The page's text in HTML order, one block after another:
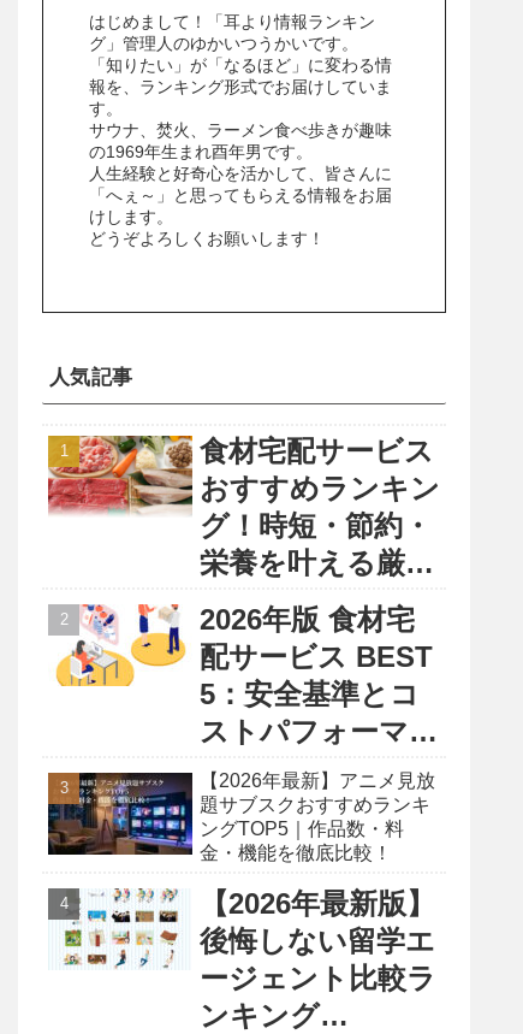
はじめまして！「耳より情報ランキン
グ」管理人のゆかいつうかいです。
「知りたい」が「なるほど」に変わる情
報を、ランキング形式でお届けしていま
す。
サウナ、焚火、ラーメン食べ歩きが趣味
の1969年生まれ酉年男です。
人生経験と好奇心を活かして、皆さんに
「へぇ～」と思ってもらえる情報をお届
けします。
どうぞよろしくお願いします！
人気記事
食材宅配サービス
おすすめランキン
グ！時短・節約・
栄養を叶える厳選
2026年版 食材宅
配サービス BEST
5：安全基準とコ
ストパフォーマン
ス徹底比較レポー
ト
【2026年最新】アニメ見放
題サブスクおすすめランキ
ングTOP5｜作品数・料
金・機能を徹底比較！
【2026年最新版】
後悔しない留学エ
ージェント比較ラ
ンキング